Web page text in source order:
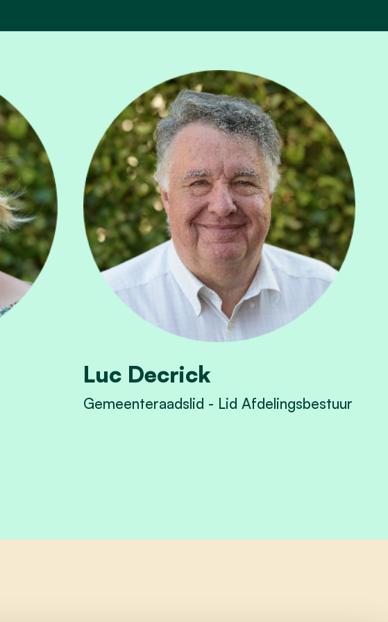
Luc Decrick
Gemeenteraadslid - Lid Afdelingsbestuur